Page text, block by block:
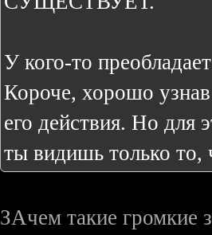
У кого-то
Короче, хорошо узнав
его действия. Но для
ты видишь только то,
ЗАчем такие громкие